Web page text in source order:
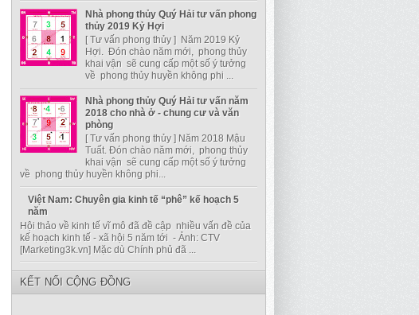
Nhà phong thủy Quý Hải tư vấn phong
thủy 2019 Kỷ Hợi
[ Tư vấn phong thủy ] Năm 2019 Kỷ
Hợi. Đón chào năm mới, phong thủy
khai vận sẽ cung cấp một số ý tưởng
về phong thủy huyền không phi ...
Nhà phong thủy Quý Hải tư vấn năm
2018 cho nhà ở - chung cư và văn
phòng
[ Tư vấn phong thủy ] Năm 2018 Mậu
Tuất. Đón chào năm mới, phong thủy
khai vận sẽ cung cấp một số ý tưởng
về phong thủy huyền không phi...
Việt Nam: Chuyên gia kinh tế “phê” kế hoạch 5
năm
Hội thảo về kinh tế vĩ mô đã đề cập nhiều vấn đề của
kế hoạch kinh tế - xã hội 5 năm tới - Ảnh: CTV
[Marketing3k.vn] Mặc dù Chính phủ đã ...
KẾT NỐI CỘNG ĐỒNG